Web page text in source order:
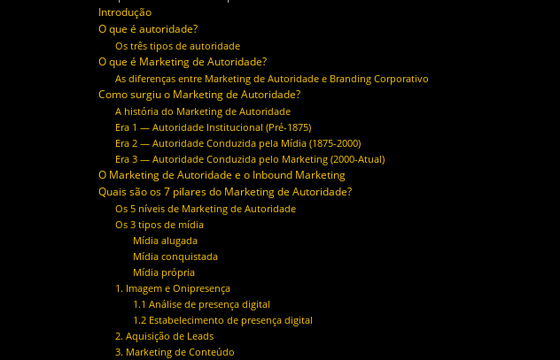
Introdução
O que é autoridade?
Os três tipos de autoridade
O que é Marketing de Autoridade?
As diferenças entre Marketing de Autoridade e Branding Corporativo
Como surgiu o Marketing de Autoridade?
A história do Marketing de Autoridade
Era 1 — Autoridade Institucional (Pré-1875)
Era 2 — Autoridade Conduzida pela Mídia (1875-2000)
Era 3 — Autoridade Conduzida pelo Marketing (2000-Atual)
O Marketing de Autoridade e o Inbound Marketing
Quais são os 7 pilares do Marketing de Autoridade?
Os 5 níveis de Marketing de Autoridade
Os 3 tipos de mídia
Mídia alugada
Mídia conquistada
Mídia própria
1. Imagem e Onipresença
1.1 Análise de presença digital
1.2 Estabelecimento de presença digital
2. Aquisição de Leads
3. Marketing de Conteúdo